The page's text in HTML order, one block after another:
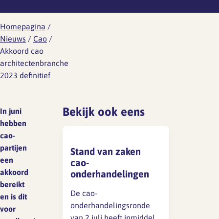
Gezondheid en arbo
Verlof
Modelcontracten
Personeelshandboek
HR jaarplan
Overzicht regelingen
vakantie-uren
Ziekte en vakantie
Overzicht regelingen cao-
verlof
Wat is er aan de hand
Wat kun je doen
Wat is er aan de hand
Wat kun je doen
Wetgeving
Ongewenst gedrag
Toetsing
Homepagina /
Nieuws / Cao /
Akkoord cao
architectenbranche
2023 definitief
In juni
hebben
cao-
partijen
een
akkoord
bereikt
en is dit
voor
Bekijk ook eens
Stand van zaken
cao-
onderhandelingen
De cao-
onderhandelingsronde